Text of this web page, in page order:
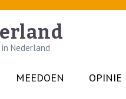
Nederland
MEEDOEN OPINIE